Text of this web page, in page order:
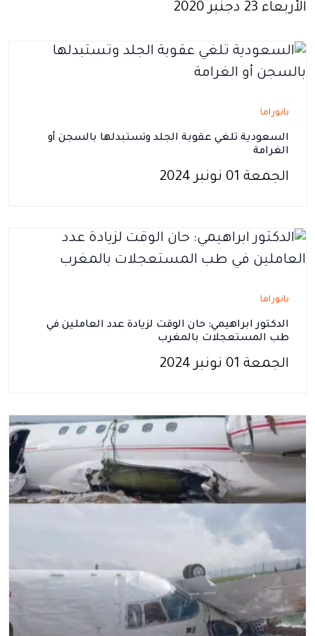
الأربعاء 23 دجنبر 2020
بانوراما
السعودية تلغي عقوبة الجلد وتستبدلها بالسجن أو
الغرامة
الجمعة 01 نونبر 2024
بانوراما
الدكتور ابراهيمي: حان الوقت لزيادة عدد العاملين في
طب المستعجلات بالمغرب
الجمعة 01 نونبر 2024